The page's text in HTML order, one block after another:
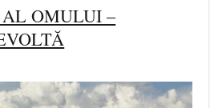
OMULUI –